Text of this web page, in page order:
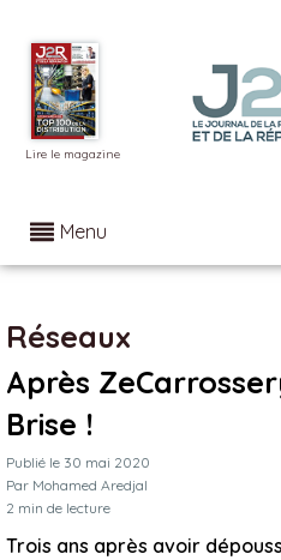
Lire le magazine
Menu
Réseaux
Après
Brise !
Publié le 30 mai 2020
Par Mohamed Aredjal
2 min de lecture
Trois ans après avoir